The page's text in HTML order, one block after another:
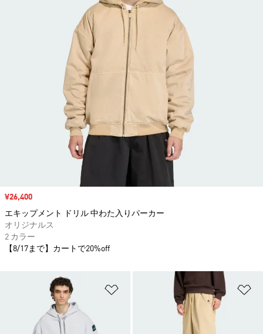
ほしいものリストに追加
セール価格
¥26,400
エキップメント ドリル 中わた入りパーカー
オリジナルス
2 カラー
【8/17まで】カートで20%off